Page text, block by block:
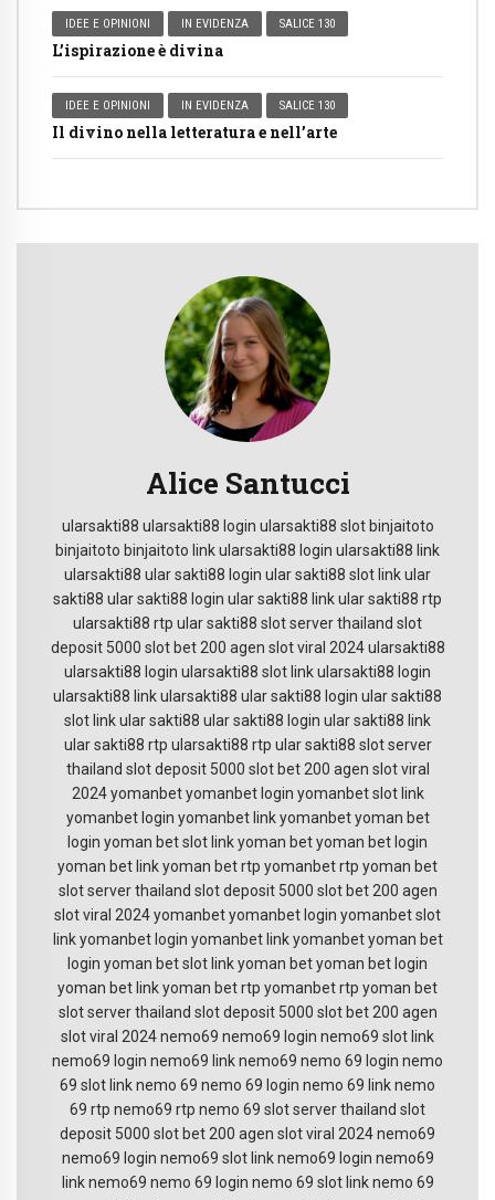
IDEE E OPINIONI IN EVIDENZA SALICE 130
L’ispirazione è divina
IDEE E OPINIONI IN EVIDENZA SALICE 130
Il divino nella letteratura e nell’arte
Alice Santucci
ularsakti88 ularsakti88 login ularsakti88 slot binjaitoto
binjaitoto binjaitoto link ularsakti88 login ularsakti88 link
ularsakti88 ular sakti88 login ular sakti88 slot link ular
sakti88 ular sakti88 login ular sakti88 link ular sakti88 rtp
ularsakti88 rtp ular sakti88 slot server thailand slot
deposit 5000 slot bet 200 agen slot viral 2024 ularsakti88
ularsakti88 login ularsakti88 slot link ularsakti88 login
ularsakti88 link ularsakti88 ular sakti88 login ular sakti88
slot link ular sakti88 ular sakti88 login ular sakti88 link
ular sakti88 rtp ularsakti88 rtp ular sakti88 slot server
thailand slot deposit 5000 slot bet 200 agen slot viral
2024 yomanbet yomanbet login yomanbet slot link
yomanbet login yomanbet link yomanbet yoman bet
login yoman bet slot link yoman betyoman bet login
yoman bet link yoman betrtp yomanbetrtp yoman bet
slot server thailand slot deposit 5000 slot bet 200 agen
slot viral 2024yomanbetyomanbet login yomanbet slot
link yomanbet login yomanbet link yomanbet yoman bet
login yoman bet slot link yoman betyoman bet login
yoman bet link yoman betrtp yomanbetrtp yoman bet
slot server thailand slot deposit 5000 slot bet 200 agen
slot viral 2024nemo69 nemo69 login nemo69 slot link
nemo69 login nemo69 link nemo69 nemo 69 login nemo
69 slot link nemo 69 nemo 69 login nemo 69 link nemo
69 rtp nemo69 rtp nemo 69 slot server thailand slot
deposit 5000 slot bet 200 agen slot viral 2024nemo69
nemo69 login nemo69 slot link nemo69 login nemo69
link nemo69 nemo 69 login nemo 69 slot link nemo 69